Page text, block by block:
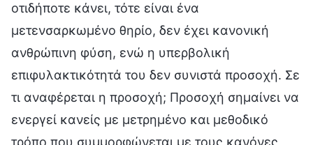
οτιδήποτε κάνει, τότε είναι ένα
μετενσαρκωμένο θηρίο, δεν έχει κανονική
ανθρώπινη φύση, ενώ η υπερβολική
επιφυλακτικότητά του δεν συνιστά προσοχή. Σε
τι αναφέρεται η προσοχή; Προσοχή σημαίνει να
ενεργεί κανείς με μετρημένο και μεθοδικό
τρόπο που συμμορφώνεται με τους κανόνες